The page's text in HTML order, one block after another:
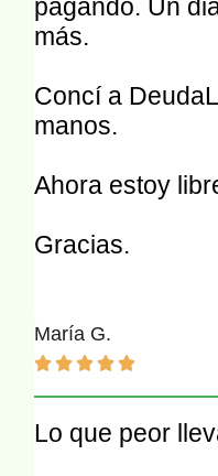
pagando. Un
más.
Concí a
manos.
Ahora estoy
Gracias.
María G.
    
Lo que peor